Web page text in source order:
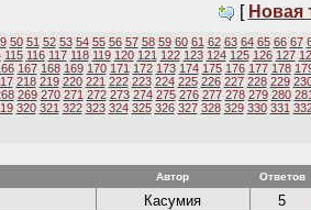
[ Новая
50 51 52 53 54 55 56 57 58 59 60 61 62 63 64 65 66 67
115 116 117 118 119 120 121 122 123 124 125 126 127
167 168 169 170 171 172 173 174 175 176 177 178
218 219 220 221 222 223 224 225 226 227 228 229
269 270 271 272 273 274 275 276 277 278 279 280 281
320 321 322 323 324 325 326 327 328 329 330 331
Автор Ответов
Касумия 5